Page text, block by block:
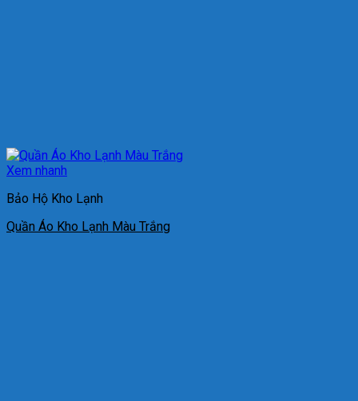
Xem nhanh
Bảo Hộ Kho Lạnh
Quần Áo Kho Lạnh Màu Trắng